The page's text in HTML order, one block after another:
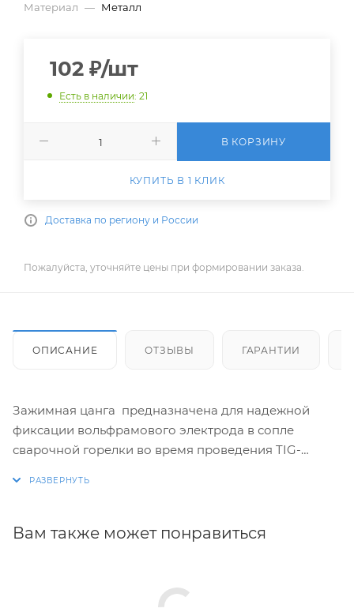
Материал — Металл
102 ₽/шт
Есть в наличии: 21
В КОРЗИНУ
КУПИТЬ В 1 КЛИК
Доставка по региону и России
Пожалуйста, уточняйте цены при формировании заказа.
ОПИСАНИЕ ОТЗЫВЫ ГАРАНТИИ
Зажимная цанга предназначена для надежной
фиксации вольфрамового электрода в сопле
сварочной горелки во время проведения TIG-
Вам также может понравиться